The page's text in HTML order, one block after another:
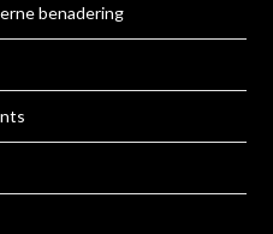
benadering